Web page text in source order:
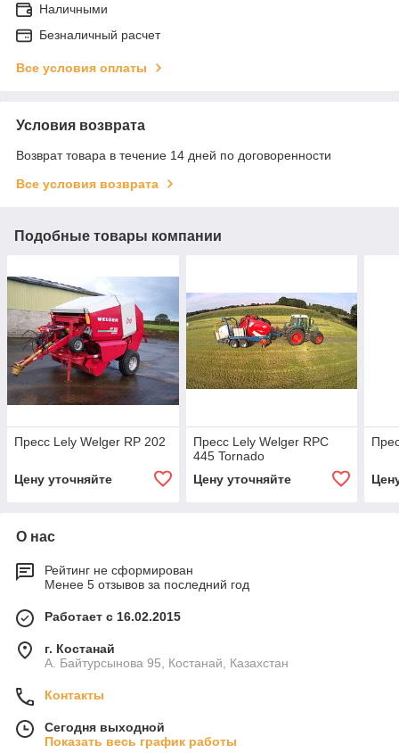
Наличными
Безналичный расчет
Все условия оплаты
Условия возврата
Возврат товара в течение 14 дней по договоренности
Все условия возврата
Подобные товары компании
Пресс Lely Welger RP 202
Цену уточняйте
Пресс Lely Welger RPC
445 Tornado
Цену уточняйте
О нас
Рейтинг не сформирован
Менее 5 отзывов за последний год
Работает с 16.02.2015
г. Костанай
А. Байтурсынова 95, Костанай, Казахстан
Контакты
Сегодня выходной
Показать весь график работы